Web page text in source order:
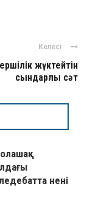
Келесі
жүктейтін
сындарлы сәт
нені